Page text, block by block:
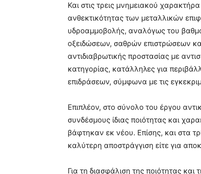
Και στις τρεις μνημειακού
ανθεκτικότητας των μεταλλικών
υδροαμμοβολής, αναλόγως του
οξειδώσεων, σαθρών επιστρώσεων
αντιδιαβρωτικής προστασίας με
κατηγορίας, κατάλληλες για
επιδράσεων, σύμφωνα με τις
Επιπλέον, στο σύνολο του έργου
συνδέσμους ίδιας ποιότητας και
βάφτηκαν εκ νέου. Επίσης, και στα
καλύτερη αποστράγγιση είτε για
Για τη διασφάλιση της ποιότητας και